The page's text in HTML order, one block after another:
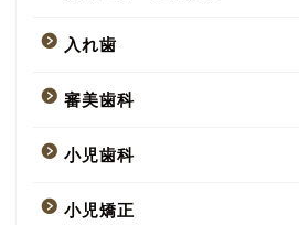
入れ歯
審美歯科
小児歯科
小児矯正